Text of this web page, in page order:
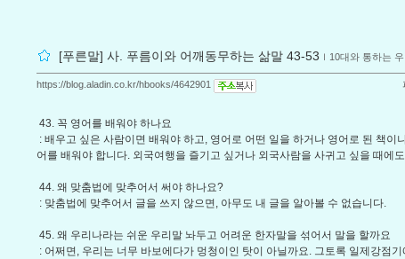
[푸른말] 사. 푸름이와 어깨동무하는 삶말 43-53 ｌ 10대와 통하는
https://blog.aladin.co.kr/hbooks/4642901
43. 꼭 영어를 배워야 하나요
: 배우고 싶은 사람이면 배워야 하고, 영어로 어떤 일을 하거나 영어로 된 책이
어를 배워야 합니다. 외국여행을 즐기고 싶거나 외국사람을 사귀고 싶을 때에
44. 왜 맞춤법에 맞추어서 써야 하나요?
: 맞춤법에 맞추어서 글을 쓰지 않으면, 아무도 내 글을 알아볼 수 없습니다.
45. 왜 우리나라는 쉬운 우리말 놔두고 어려운 한자말을 섞어서 말을 할까요
: 어쩌면, 우리는 너무 바보에다가 멍청이인 탓이 아닐까요. 그토록 일제강점